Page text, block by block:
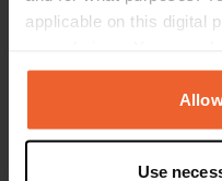
applicable on this digital
any time from the
the Privacy trigger icon.
Use
Information
Les emplacements
emplacements de
600m